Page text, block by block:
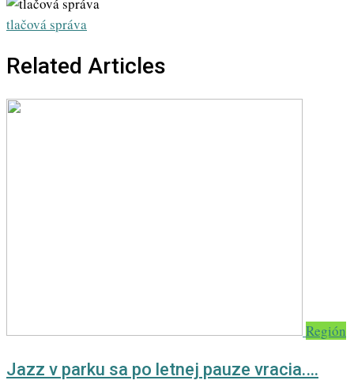
tlačová správa
Related Articles
Región
Jazz v parku sa po letnej pauze vracia.…